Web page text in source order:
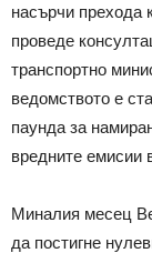
насърчи прехода
проведе
транспортно
ведомството е
паунда за
вредните емисии
Миналия месец
да постигне